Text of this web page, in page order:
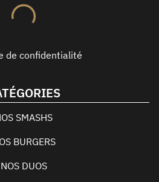
de confidentialité
SMASHS
BURGERS
NOS DUOS